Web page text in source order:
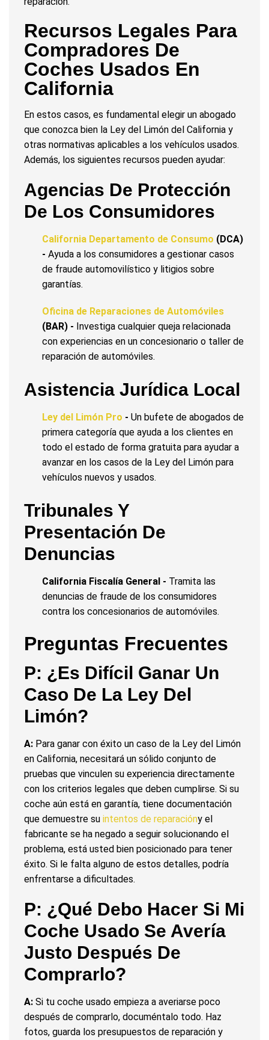
Recursos Legales Para
Compradores De
Coches Usados En
California
En estos casos, es fundamental elegir un abogado
que conozca bien la Ley del Limón del California y
otras normativas aplicables a los vehículos usados.
Además, los siguientes recursos pueden ayudar:
Agencias De Protección
De Los Consumidores
California Departamento de Consumo (DCA)
- Ayuda a los consumidores a gestionar casos
de fraude automovilístico y litigios sobre
garantías.
Oficina de Reparaciones de Automóviles
(BAR) - Investiga cualquier queja relacionada
con experiencias en un concesionario o taller de
reparación de automóviles.
Asistencia Jurídica Local
Ley del Limón Pro - Un bufete de abogados de
primera categoría que ayuda a los clientes en
todo el estado de forma gratuita para ayudar a
avanzar en los casos de la Ley del Limón para
vehículos nuevos y usados.
Tribunales Y
Presentación De
Denuncias
California Fiscalía General - Tramita las
denuncias de fraude de los consumidores
contra los concesionarios de automóviles.
Preguntas Frecuentes
P: ¿Es Difícil Ganar Un
Caso De La Ley Del
Limón?
A: Para ganar con éxito un caso de la Ley del Limón
en California, necesitará un sólido conjunto de
pruebas que vinculen su experiencia directamente
con los criterios legales que deben cumplirse. Si su
coche aún está en garantía, tiene documentación
que demuestre su intentos de reparacióny el
fabricante se ha negado a seguir solucionando el
problema, está usted bien posicionado para tener
éxito. Si le falta alguno de estos detalles, podría
enfrentarse a dificultades.
P: ¿Qué Debo Hacer Si Mi
Coche Usado Se Avería
Justo Después De
Comprarlo?
A: Si tu coche usado empieza a averiarse poco
después de comprarlo, documéntalo todo. Haz
fotos, guarda los presupuestos de reparación y